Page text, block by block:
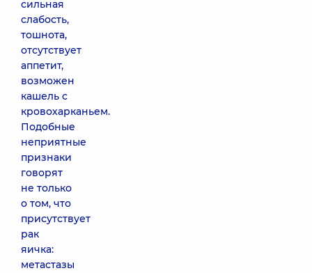
сильная
слабость,
тошнота,
отсутствует
аппетит,
возможен
кашель с
кровохарканьем.
Подобные
неприятные
признаки
говорят
не только
о том, что
присутствует
рак
яичка:
метастазы